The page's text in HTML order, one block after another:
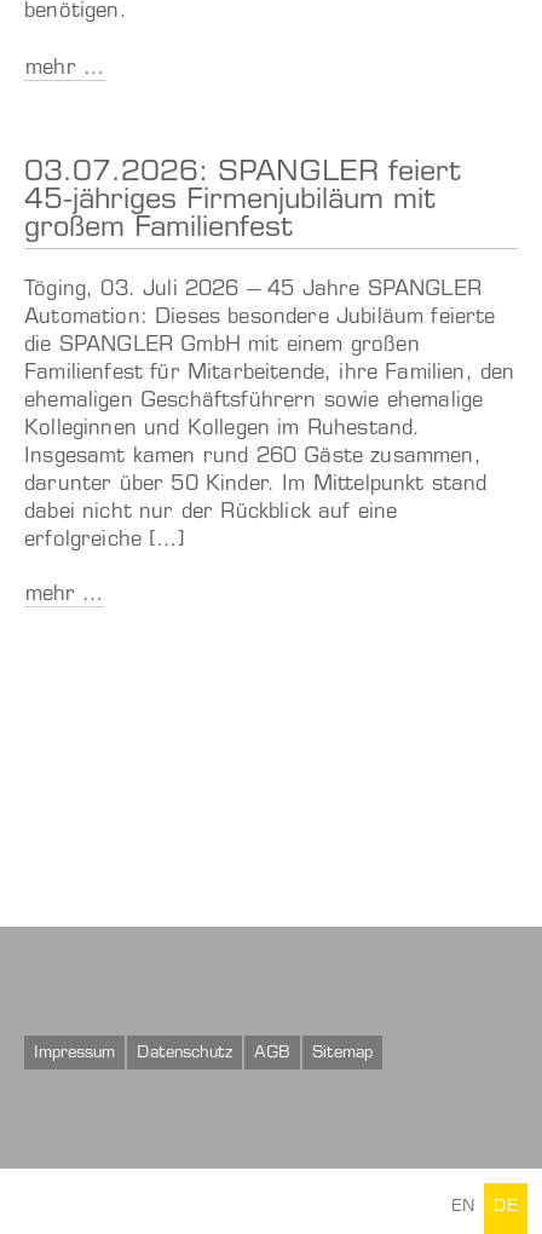
benötigen.
mehr …
03.07.2026: SPANGLER feiert
45-jähriges Firmenjubiläum mit
großem Familienfest
Töging, 03. Juli 2026 – 45 Jahre SPANGLER
Automation: Dieses besondere Jubiläum feierte
die SPANGLER GmbH mit einem großen
Familienfest für Mitarbeitende, ihre Familien, den
ehemaligen Geschäftsführern sowie ehemalige
Kolleginnen und Kollegen im Ruhestand.
Insgesamt kamen rund 260 Gäste zusammen,
darunter über 50 Kinder. Im Mittelpunkt stand
dabei nicht nur der Rückblick auf eine
erfolgreiche […]
mehr …
Impressum Datenschutz AGB Sitemap
EN DE